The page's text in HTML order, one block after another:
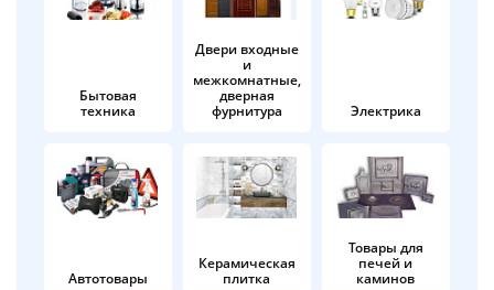
Бытовая
техника
Двери входные
и
межкомнатные,
дверная
фурнитура
Электрика
Автотовары
Керамическая
плитка
Товары для
печей и
каминов
раз в 2
недели
Остались вопросы?
8 800 302-02-51
plait.ru